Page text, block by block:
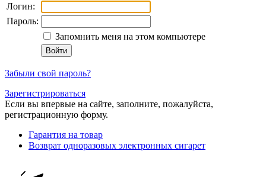
Логин:
Пароль:
Запомнить меня на этом компьютере
Забыли свой пароль?
Зарегистрироваться
Если вы впервые на сайте, заполните, пожалуйста,
регистрационную форму.
Гарантия на товар
Возврат одноразовых электронных сигарет